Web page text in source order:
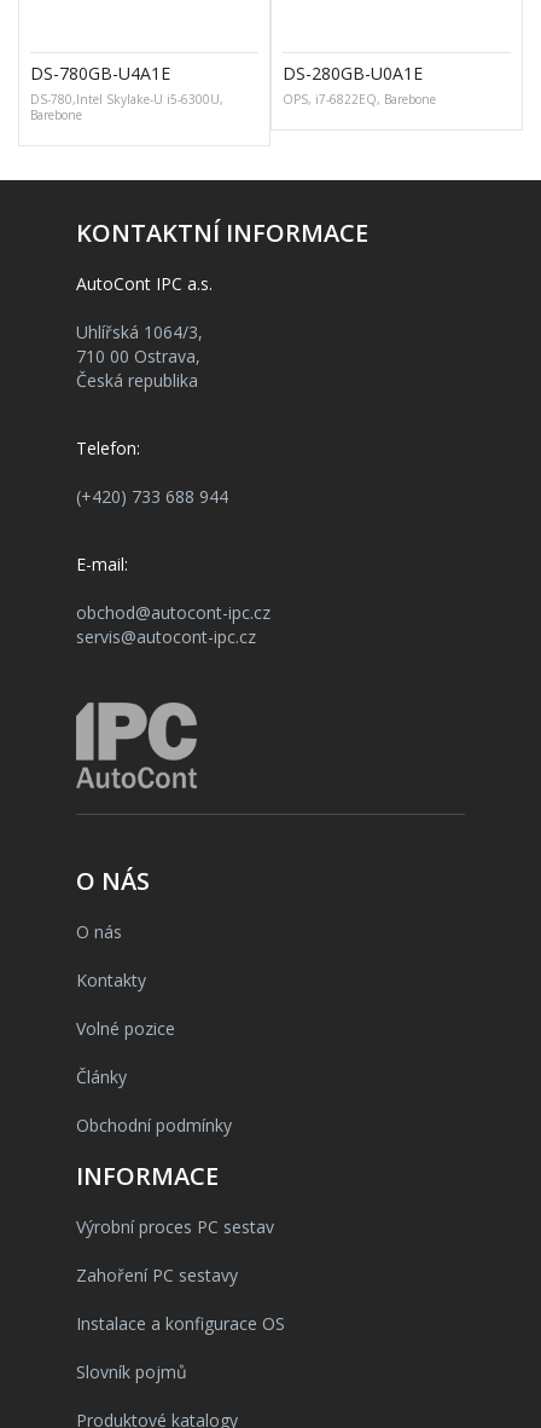
DS-780GB-U4A1E
DS-780,Intel Skylake-U i5-6300U,
Barebone
DS-280GB-U0A1E
OPS, i7-6822EQ, Barebone
KONTAKTNÍ INFORMACE
AutoCont IPC a.s.
Uhlířská 1064/3,
710 00 Ostrava,
Česká republika
Telefon:
(+420) 733 688 944
E-mail:
obchod@autocont-ipc.cz
servis@autocont-ipc.cz
O NÁS
O nás
Kontakty
Volné pozice
Články
Obchodní podmínky
INFORMACE
Výrobní proces PC sestav
Zahoření PC sestavy
Instalace a konfigurace OS
Slovník pojmů
Produktové katalogy